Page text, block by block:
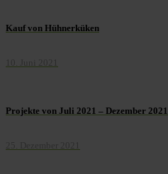
Kauf von Hühnerküken
Projekte von Juli 2021 – Dezember 2021